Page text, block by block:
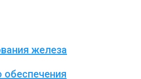
железа